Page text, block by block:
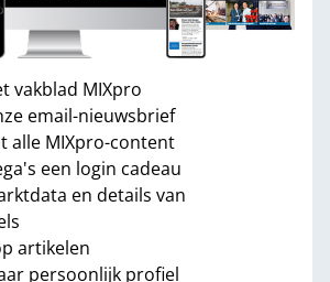
vakblad MIXpro
email-nieuwsbrief
alle MIXpro-content
een login cadeau
en details van
artikelen
persoonlijk profiel